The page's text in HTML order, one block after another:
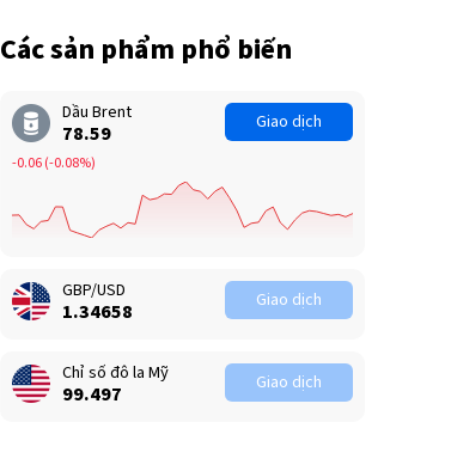
Các sản phẩm phổ biến
Dầu Brent
78.58
-0.07(-0.09%)
Giao dịch
GBP/USD
1.34658 Giao dịch
Chỉ số đô la Mỹ
99.497 Giao dịch